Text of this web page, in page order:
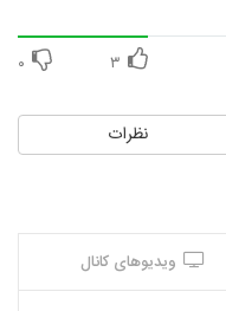
۳ ۰
نظرات
ویدیوهای کانال